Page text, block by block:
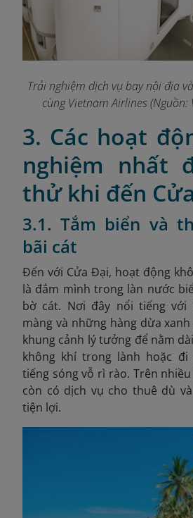
Trải nghiệm dịch vụ bay nội địa
cùng Vietnam Airlines (Nguồn:
3. Các hoạt
nghiệm nhất
thử khi đến
3.1. Tắm biển và
bãi cát
Đến với Cửa Đại, hoạt động
là đắm mình trong làn nước
bờ cát. Nơi đây nổi tiếng
màng và những hàng dừa
khung cảnh lý tưởng để nằm
không khí trong lành hoặc đi
tiếng sóng vỗ rì rào. Trên
còn có dịch vụ cho thuê dù
tiện lợi.